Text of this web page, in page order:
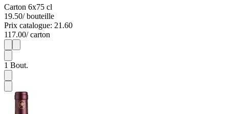
Carton 6x75 cl
19.50/ bouteille
Prix catalogue: 21.60
117.00/ carton
1
1 Bout.